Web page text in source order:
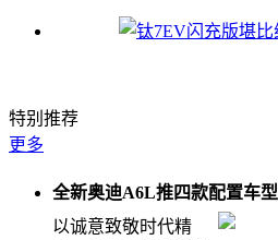
特别推荐
更多
全新奥迪A6L推四款配置车型
以诚意致敬时代精